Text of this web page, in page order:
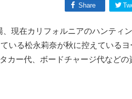
Share
現在カリフォルニアのハンティ
いる松永莉奈が秋に控えているヨ
カー代、ボードチャージ代などの